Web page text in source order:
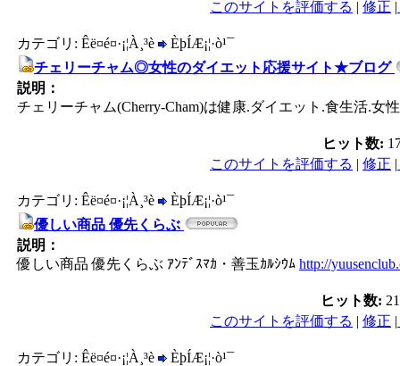
このサイトを評価する | 修正 |
カテゴリ: Êë¤é¤·¡¦À¸³è
ÈþÍÆ¡¦·ò¹¯
チェリーチャム◎女性のダイエット応援サイト★ブログ
説明：
チェリーチャム(Cherry-Cham)は健康.ダイエット.食生活.
ヒット数:
このサイトを評価する | 修正 |
カテゴリ: Êë¤é¤·¡¦À¸³è
ÈþÍÆ¡¦·ò¹¯
優しい商品 優先くらぶ
説明：
優しい商品 優先くらぶ ｱﾝﾃﾞｽﾏｶ・善玉ｶﾙｼｳﾑ http://
ヒット数:
このサイトを評価する | 修正 |
カテゴリ: Êë¤é¤·¡¦À¸³è
ÈþÍÆ¡¦·ò¹¯